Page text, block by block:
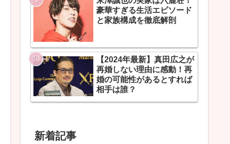
豪華すぎる生活エピソード
と家族構成を徹底解剖
【2024年最新】真田広之が
再婚しない理由に感動！再
婚の可能性があるとすれば
相手は誰？
新着記事